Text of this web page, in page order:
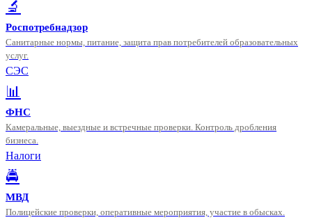
🔬
Роспотребнадзор
Санитарные нормы, питание, защита прав потребителей образовательных
услуг.
СЭС
📊
ФНС
Камеральные, выездные и встречные проверки. Контроль дробления
бизнеса.
Налоги
🚔
МВД
Полицейские проверки, оперативные мероприятия, участие в обысках.